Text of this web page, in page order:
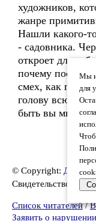
художников,
жанре
Нашли какого-
- садовника.
откроет для
почему после
смех, как
голову всю
быть вы мне
© Copyright: Денис
Свидетельство о
Список читателей/
Заявить о нарушении
Мы
для